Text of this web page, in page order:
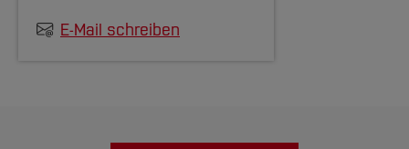
E-Mail schreiben